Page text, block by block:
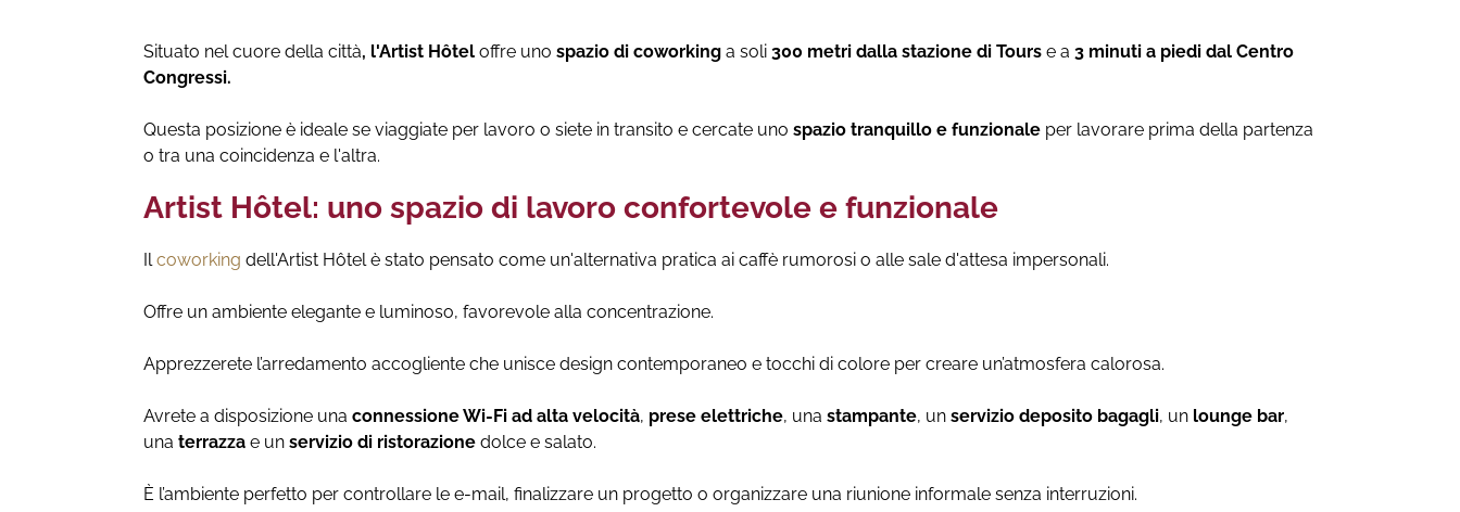
Situato nel cuore della città, l'Artist Hôtel offre uno spazio di coworking a soli 300 metri dalla stazione di Tours e a 3 minuti a piedi dal Centro
Congressi.
Questa posizione è ideale se viaggiate per lavoro o siete in transito e cercate uno spazio tranquillo e funzionale per lavorare prima della partenza
o tra una coincidenza e l'altra.
Artist Hôtel: uno spazio di lavoro confortevole e funzionale
Ilcoworking dell'Artist Hôtel è stato pensato come un'alternativa pratica ai caffè rumorosi o alle sale d'attesa impersonali.
Offre un ambiente elegante e luminoso, favorevole alla concentrazione.
Apprezzerete l’arredamento accogliente che unisce design contemporaneo e tocchi di colore per creare un’atmosfera calorosa.
Avrete a disposizione una connessione Wi-Fi ad alta velocità, prese elettriche, una stampante, un servizio deposito bagagli, un lounge bar,
una terrazza e un servizio di ristorazione dolce e salato.
È l’ambiente perfetto per controllare le e-mail, finalizzare un progetto o organizzare una riunione informale senza interruzioni.